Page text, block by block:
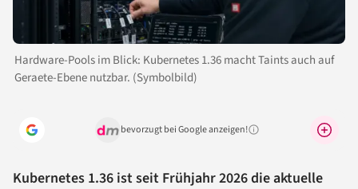
Hardware-Pools im Blick: Kubernetes 1.36 macht Taints auch auf
Geraete-Ebene nutzbar. (Symbolbild)
bevorzugt bei Google anzeigen!Warum lohnt sich das?
Kubernetes 1.36 ist seit Frühjahr 2026 die aktuelle